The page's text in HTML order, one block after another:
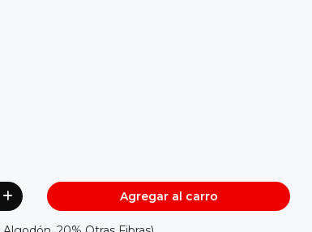
Agregar al carro